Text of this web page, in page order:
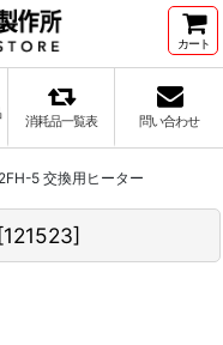
カート
消耗品一覧表 問い合わせ
5 交換用ヒーター
[121523]